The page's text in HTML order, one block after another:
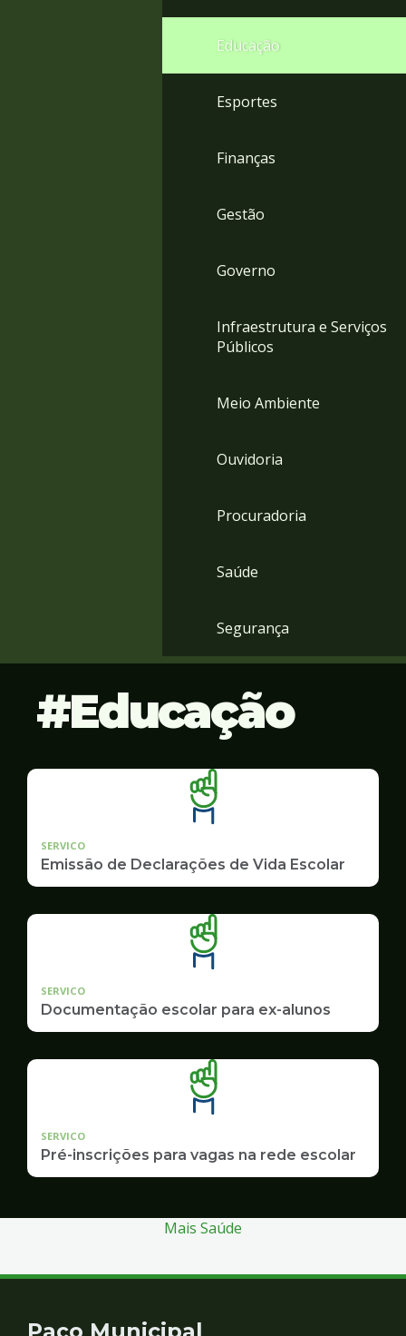
Educação
Esportes
Finanças
Gestão
Governo
Infraestrutura e Serviços
Públicos
Meio Ambiente
Ouvidoria
Procuradoria
Saúde
Segurança
Educação
SERVICO
Emissão de Declarações de Vida Escolar
SERVICO
Documentação escolar para ex-alunos
SERVICO
Pré-inscrições para vagas na rede escolar
Mais Saúde